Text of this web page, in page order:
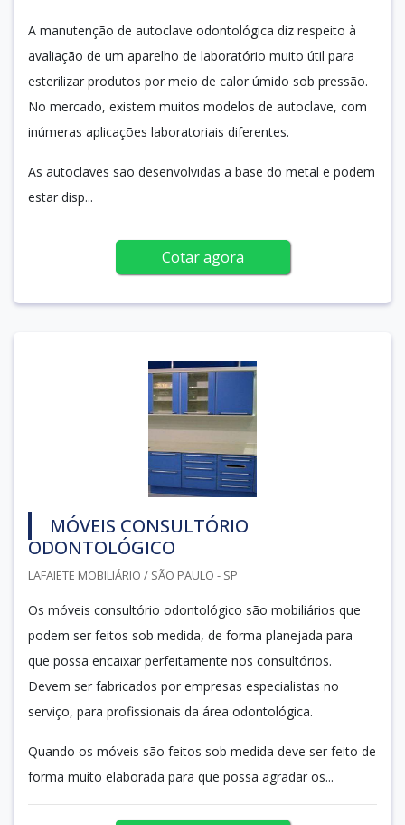
A manutenção de autoclave odontológica diz respeito à
avaliação de um aparelho de laboratório muito útil para
esterilizar produtos por meio de calor úmido sob pressão.
No mercado, existem muitos modelos de autoclave, com
inúmeras aplicações laboratoriais diferentes.
As autoclaves são desenvolvidas a base do metal e podem
estar disp...
Cotar agora
MÓVEIS CONSULTÓRIO
ODONTOLÓGICO
LAFAIETE MOBILIÁRIO / SÃO PAULO - SP
Os móveis consultório odontológico são mobiliários que
podem ser feitos sob medida, de forma planejada para
que possa encaixar perfeitamente nos consultórios.
Devem ser fabricados por empresas especialistas no
serviço, para profissionais da área odontológica.
Quando os móveis são feitos sob medida deve ser feito de
forma muito elaborada para que possa agradar os...